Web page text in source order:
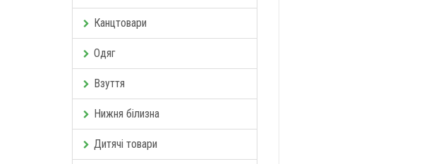
Канцтовари
Одяг
Взуття
Нижня білизна
Дитячі товари